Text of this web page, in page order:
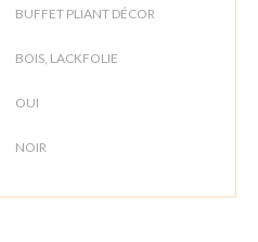
BUFFET PLIANT DÉCOR
BOIS, LACKFOLIE
OUI
NOIR